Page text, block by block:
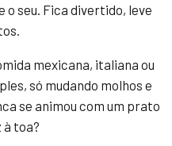
o seu. Fica divertido, leve
mexicana, italiana ou
só mudando molhos e
se animou com um prato
à toa?